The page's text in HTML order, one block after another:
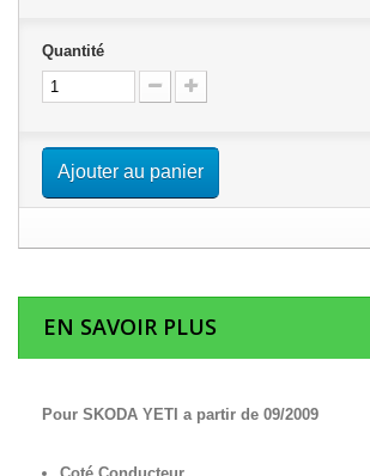
Quantité
Ajouter au panier
EN SAVOIR PLUS
Pour SKODA YETI a partir de 09/2009